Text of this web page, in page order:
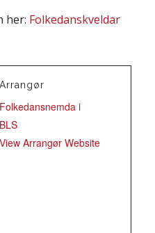
her: Folkedanskveldar
Arrangør
Folkedansnemda i
BLS
View Arrangør Website